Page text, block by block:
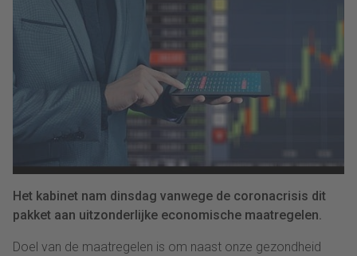
Het kabinet nam dinsdag vanwege de coronacrisis dit
pakket aan uitzonderlijke economische maatregelen.
Doel van de maatregelen is om naast onze gezondheid